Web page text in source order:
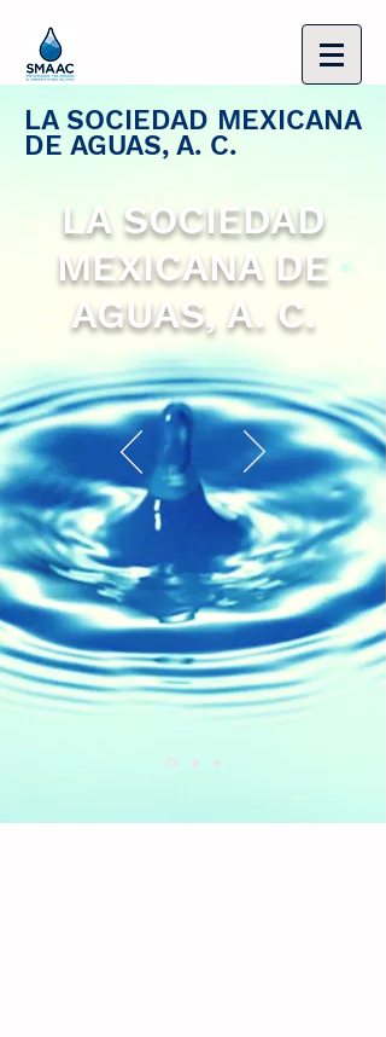
LA SOCIEDAD MEXICANA
DE AGUAS, A. C.
LA SOCIEDAD
MEXICANA DE
AGUAS, A. C.